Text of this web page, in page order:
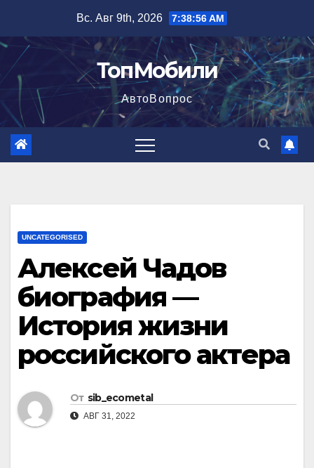
содержимому
Вс. Авг 9th, 2026 7:38:57 AM
ТопМобили
АвтоВопрос
UNCATEGORISED
Алексей Чадов
биография —
История жизни
российского актера
От sib_ecometal
АВГ 31, 2022